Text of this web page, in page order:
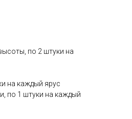
по 2 штуки на
на каждый ярус
по 1 штуки на каждый